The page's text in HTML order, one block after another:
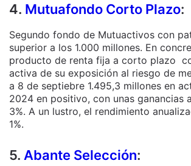
4. Mutuafondo Corto Plazo:
Segundo fondo de Mutuactivos con
superior a los 1.000 millones. En
producto de renta fija a corto plazo
activa de su exposición al riesgo de
a 8 de septiebre 1.495,3 millones en
2024 en positivo, con unas ganancias
3%. A un lustro, el rendimiento
1%.
5. Abante Selección: